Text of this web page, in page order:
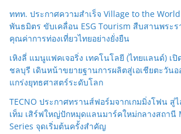
ททท. ประกาศความสำเร็จ Village to the
พันธมิตร ขับเคลื่อน ESG Tourism สืบสานพระ
คุณค่าการท่องเที่ยวไทยอย่างยั่งยืน
เหิงลี่ แมนูแฟคเจอริ่ง เทคโนโลยี (ไทยแลนด์) เ
ชลบุรี เดินหน้าขยายฐานการผลิตสู่เอเชียตะวันอ
แกร่งยุทธศาสตร์ระดับโลก
TECNO ประกาศทรานส์ฟอร์มจากเกมมิ่งโฟน
เท็ม เสิร์ฟใหญ่ปักหมุดแลนมาร์คใหม่กลางสถานี
Series จุดเริ่มต้นครั้งสำคัญ